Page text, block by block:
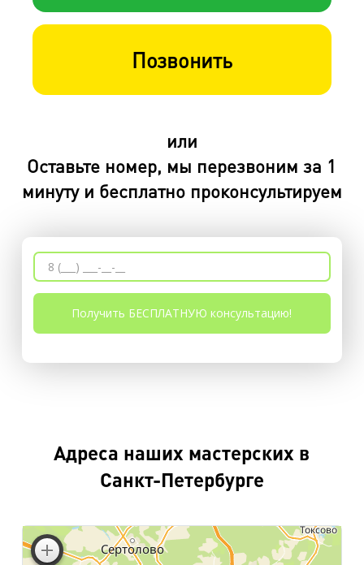
Позвонить
или
Оставьте номер, мы перезвоним за 1
минуту и бесплатно проконсультируем
Адреса наших мастерских в
Санкт-Петербурге